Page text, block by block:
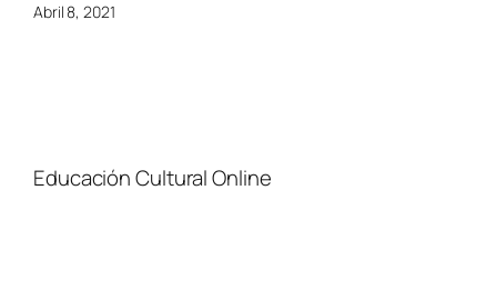
Abril 8, 2021
Educación Cultural Online